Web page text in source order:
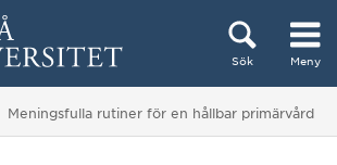
Sök Meny
Du är här:
Meningsfulla rutiner för en hållbar primärvård